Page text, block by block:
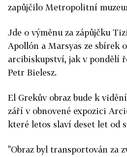
zapůjčilo Metropolitní
Jde o výměnu za zápůjčku
Apollón a Marsyas ze sbírek
arcibiskupství, jak v pondělí
Petr Bielesz.
El Grekův obraz bude k
září v obnovené expozici
které letos slaví deset let od
"Obraz byl transportován za